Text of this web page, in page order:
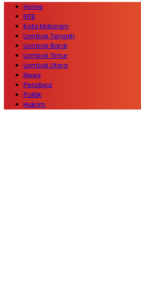
Home
NTB
Kota Mataram
Lombok Tengah
Lombok Barat
Lombok Timur
Lombok Utara
News
Peristiwa
Politik
Hukrim